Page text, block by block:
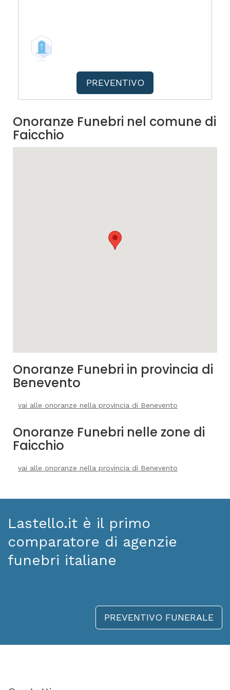
PREVENTIVO
Onoranze Funebri nel comune di
Faicchio
Onoranze Funebri in provincia di
Benevento
vai alle onoranze nella provincia di Benevento
Onoranze Funebri nelle zone di
Faicchio
vai alle onoranze nella provincia di Benevento
Lastello.it è il primo
comparatore di agenzie
funebri italiane
PREVENTIVO FUNERALE